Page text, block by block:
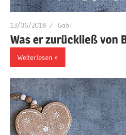
13/06/2018 Gabi
Was er zurückließ von
Weiterlesen